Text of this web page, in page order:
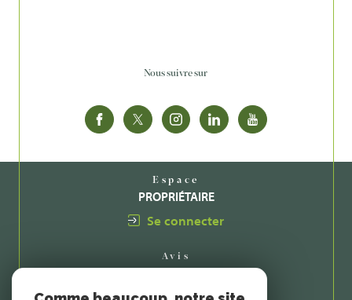
Nous suivre sur
Espace
PROPRIÉTAIRE
Se connecter
Avis
CLIENTS